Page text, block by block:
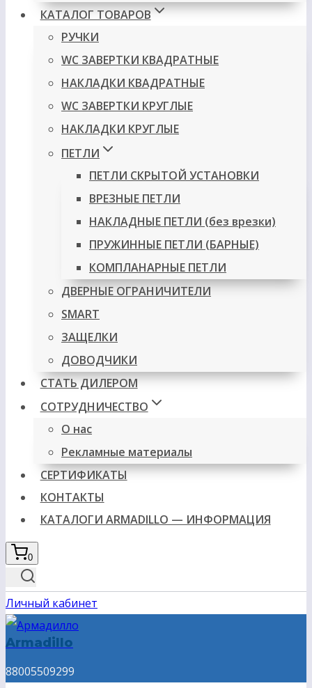
КАТАЛОГ ТОВАРОВ
РУЧКИ
WC ЗАВЕРТКИ КВАДРАТНЫЕ
НАКЛАДКИ КВАДРАТНЫЕ
WC ЗАВЕРТКИ КРУГЛЫЕ
НАКЛАДКИ КРУГЛЫЕ
ПЕТЛИ
ПЕТЛИ СКРЫТОЙ УСТАНОВКИ
ВРЕЗНЫЕ ПЕТЛИ
НАКЛАДНЫЕ ПЕТЛИ (без врезки)
ПРУЖИННЫЕ ПЕТЛИ (БАРНЫЕ)
КОМПЛАНАРНЫЕ ПЕТЛИ
ДВЕРНЫЕ ОГРАНИЧИТЕЛИ
SMART
ЗАЩЕЛКИ
ДОВОДЧИКИ
СТАТЬ ДИЛЕРОМ
СОТРУДНИЧЕСТВО
О нас
Рекламные материалы
СЕРТИФИКАТЫ
КОНТАКТЫ
КАТАЛОГИ ARMADILLO — ИНФОРМАЦИЯ
0
Личный кабинет
Armadillo
88005509299